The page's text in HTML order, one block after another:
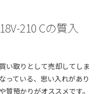
210 Cの質入
い取りとして売却してしま
っている、思い入れがあり
預かりがオススメです。